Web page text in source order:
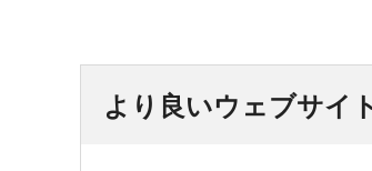
より良いウェブサイ